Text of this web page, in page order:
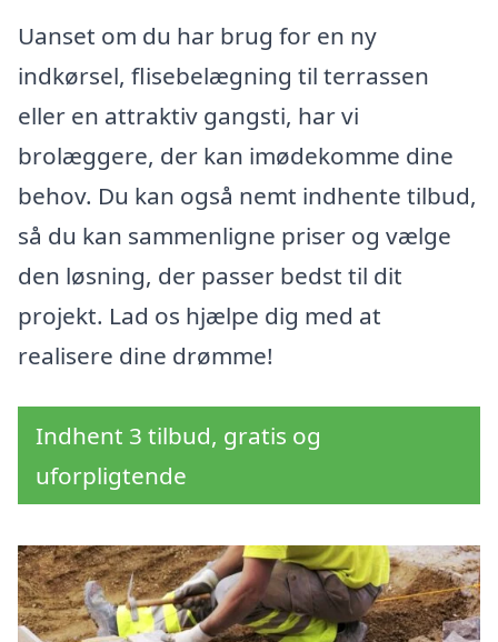
Uanset om du har brug for en ny
indkørsel, flisebelægning til terrassen
eller en attraktiv gangsti, har vi
brolæggere, der kan imødekomme dine
behov. Du kan også nemt indhente tilbud,
så du kan sammenligne priser og vælge
den løsning, der passer bedst til dit
projekt. Lad os hjælpe dig med at
realisere dine drømme!
Indhent 3 tilbud, gratis og
uforpligtende